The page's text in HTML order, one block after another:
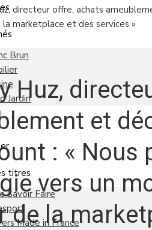
Brun
Jardin
titres
Savoir Faire
Made in France
directeur offre, achats
marketplace et des services »
Huz,
et
: « Nous
vers un
de la